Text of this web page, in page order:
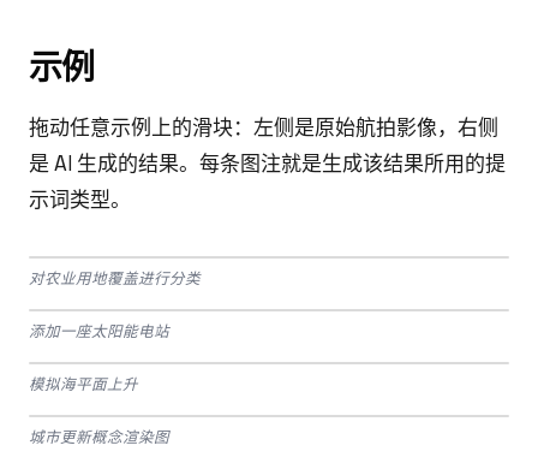
示例
拖动任意示例上的滑块：左侧是原始航拍影像，右侧
是 AI 生成的结果。每条图注就是生成该结果所用的提
示词类型。
BEFORE
对农业用地覆盖进行分类
BEFORE
添加一座太阳能电站
BEFORE
模拟海平面上升
BEFORE
城市更新概念渲染图